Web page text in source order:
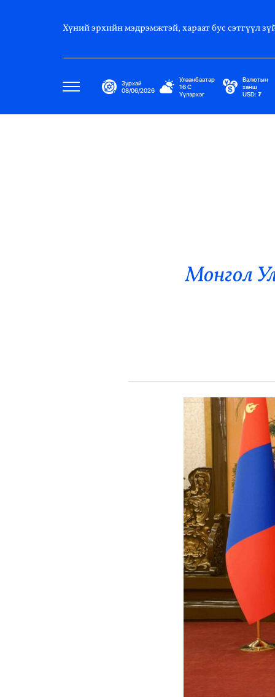
Хүний эрхийн мэдрэмжтэй, хараат бус сэтгүүл
Зурхай
08/06/2026
Улаанбаатар
16C
Үүлэрхэг
Валютын
ханш
USD:₮
Эрүүл Мэнд
Энтертайнмент
Эрэн Сурвалжилга
Монгол